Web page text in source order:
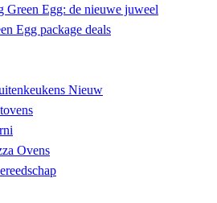
Green Egg: de nieuwe juweel
Egg package deals
Nieuw
Ovens